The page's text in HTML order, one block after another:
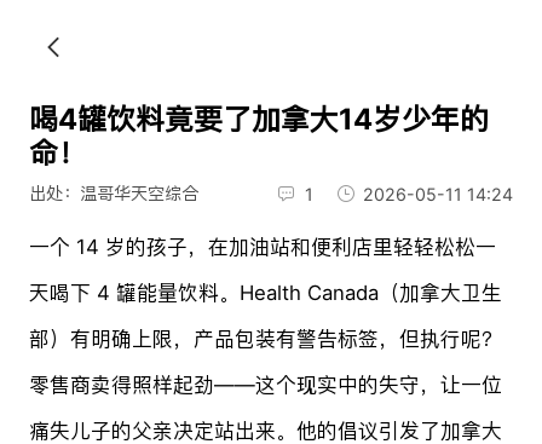
喝4罐饮料竟要了加拿大14岁少年的
命！
出处：温哥华天空综合 1 2026-05-11 14:24
一个 14 岁的孩子，在加油站和便利店里轻轻松松一
天喝下 4 罐能量饮料。Health Canada（加拿大卫生
部）有明确上限，产品包装有警告标签，但执行呢？
零售商卖得照样起劲——这个现实中的失守，让一位
痛失儿子的父亲决定站出来。他的倡议引发了加拿大